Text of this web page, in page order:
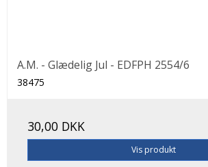
A.M. - Glædelig Jul - EDFPH 2554/6
38475
30,00 DKK
Vis produkt